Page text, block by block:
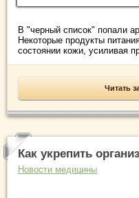
В "черный список" попали
Некоторые продукты
состоянии кожи, усиливая
Читать
Как укрепить
Новости медицины